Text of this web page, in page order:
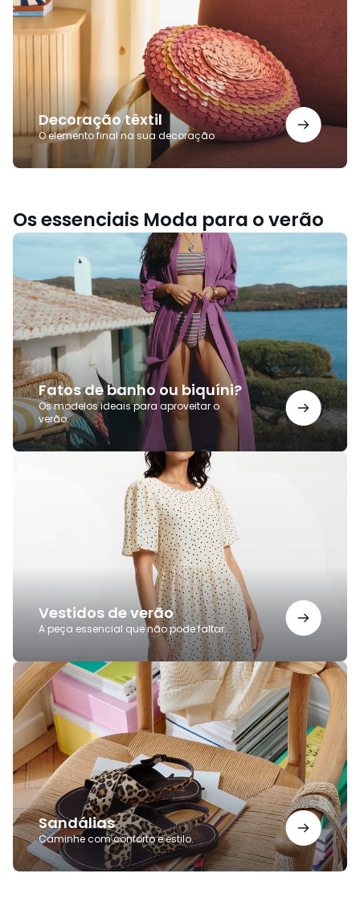
Decoração têxtil
O elemento final na sua decoração
Os essenciais Moda para o verão
Fatos de banho ou biquíni?
Os modelos ideais para aproveitar o
verão.
Fatos
banho
ou
biquíni?
Vestidos de verão
A peça essencial que não pode faltar.
Sandálias
Caminhe com conforto e estilo.
Sandálias